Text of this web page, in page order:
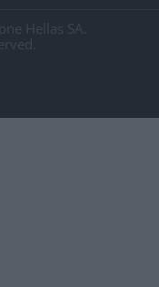
Hellas SA.